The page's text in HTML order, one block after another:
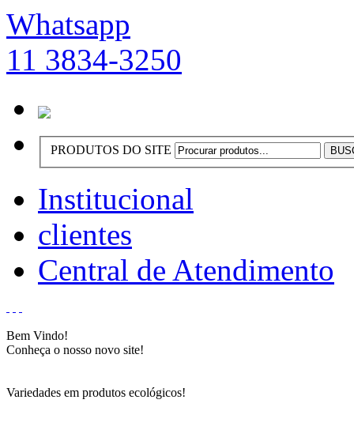
Whatsapp
11 3834-3250
PRODUTOS DO SITE
Institucional
clientes
Central de Atendimento
Bem Vindo!
Conheça o nosso novo site!
Variedades em produtos ecológicos!